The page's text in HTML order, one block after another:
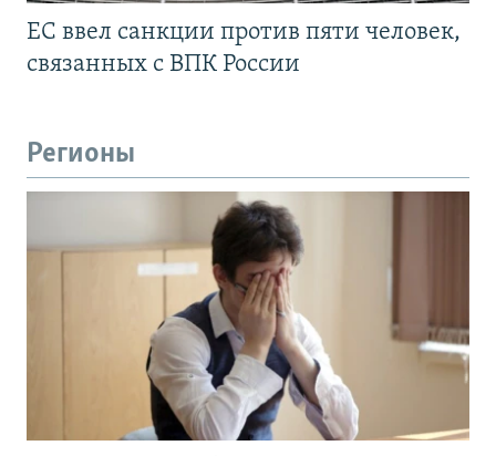
ЕС ввел санкции против пяти человек,
связанных с ВПК России
Регионы